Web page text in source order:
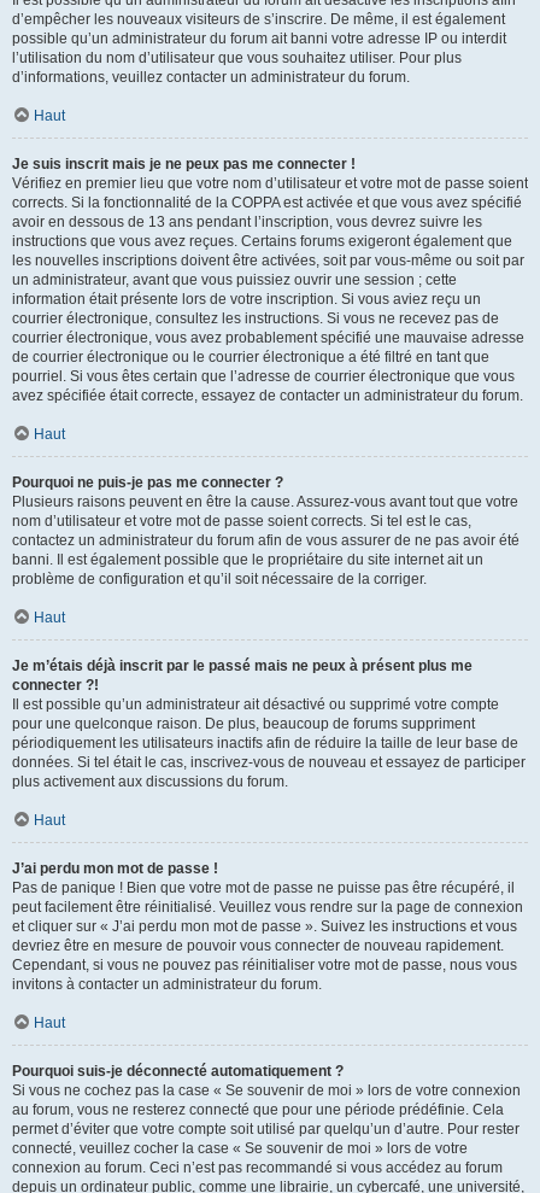
d’empêcher les nouveaux visiteurs de s’inscrire. De même, il est également
possible qu’un administrateur du forum ait banni votre adresse IP ou interdit
l’utilisation du nom d’utilisateur que vous souhaitez utiliser. Pour plus
d’informations, veuillez contacter un administrateur du forum.
Haut
Je suis inscrit mais je ne peux pas me connecter !
Vérifiez en premier lieu que votre nom d’utilisateur et votre mot de passe soient
corrects. Si la fonctionnalité de la COPPA est activée et que vous avez spécifié
avoir en dessous de 13 ans pendant l’inscription, vous devrez suivre les
instructions que vous avez reçues. Certains forums exigeront également que
les nouvelles inscriptions doivent être activées, soit par vous-même ou soit par
un administrateur, avant que vous puissiez ouvrir une session ; cette
information était présente lors de votre inscription. Si vous aviez reçu un
courrier électronique, consultez les instructions. Si vous ne recevez pas de
courrier électronique, vous avez probablement spécifié une mauvaise adresse
de courrier électronique ou le courrier électronique a été filtré en tant que
pourriel. Si vous êtes certain que l’adresse de courrier électronique que vous
avez spécifiée était correcte, essayez de contacter un administrateur du forum.
Haut
Pourquoi ne puis-je pas me connecter ?
Plusieurs raisons peuvent en être la cause. Assurez-vous avant tout que votre
nom d’utilisateur et votre mot de passe soient corrects. Si tel est le cas,
contactez un administrateur du forum afin de vous assurer de ne pas avoir été
banni. Il est également possible que le propriétaire du site internet ait un
problème de configuration et qu’il soit nécessaire de la corriger.
Haut
Je m’étais déjà inscrit par le passé mais ne peux à présent plus me
connecter ?!
Il est possible qu’un administrateur ait désactivé ou supprimé votre compte
pour une quelconque raison. De plus, beaucoup de forums suppriment
périodiquement les utilisateurs inactifs afin de réduire la taille de leur base de
données. Si tel était le cas, inscrivez-vous de nouveau et essayez de participer
plus activement aux discussions du forum.
Haut
J’ai perdu mon mot de passe !
Pas de panique ! Bien que votre mot de passe ne puisse pas être récupéré, il
peut facilement être réinitialisé. Veuillez vous rendre sur la page de connexion
et cliquer sur « J’ai perdu mon mot de passe ». Suivez les instructions et vous
devriez être en mesure de pouvoir vous connecter de nouveau rapidement.
Cependant, si vous ne pouvez pas réinitialiser votre mot de passe, nous vous
invitons à contacter un administrateur du forum.
Haut
Pourquoi suis-je déconnecté automatiquement ?
Si vous ne cochez pas la case « Se souvenir de moi » lors de votre connexion
au forum, vous ne resterez connecté que pour une période prédéfinie. Cela
permet d’éviter que votre compte soit utilisé par quelqu’un d’autre. Pour rester
connecté, veuillez cocher la case « Se souvenir de moi » lors de votre
connexion au forum. Ceci n’est pas recommandé si vous accédez au forum
depuis un ordinateur public, comme une librairie, un cybercafé, une université,